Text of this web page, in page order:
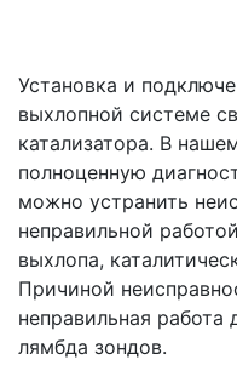
Установка и
выхлопной системе
катализатора. В
полноценную
можно устранить
неправильной
выхлопа,
Причиной
неправильная
лямбда зондов.